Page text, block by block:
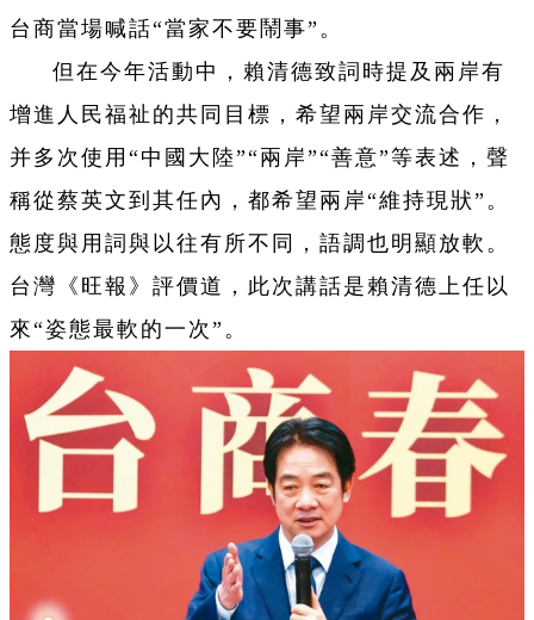
台商當場喊話“當家不要鬧事”。
但在今年活動中，賴清德致詞時提及兩岸有
增進人民福祉的共同目標，希望兩岸交流合作，
并多次使用“中國大陸”“兩岸”“善意”等表述，聲
稱從蔡英文到其任內，都希望兩岸“維持現狀”。
態度與用詞與以往有所不同，語調也明顯放軟。
台灣《旺報》評價道，此次講話是賴清德上任以
來“姿態最軟的一次”。